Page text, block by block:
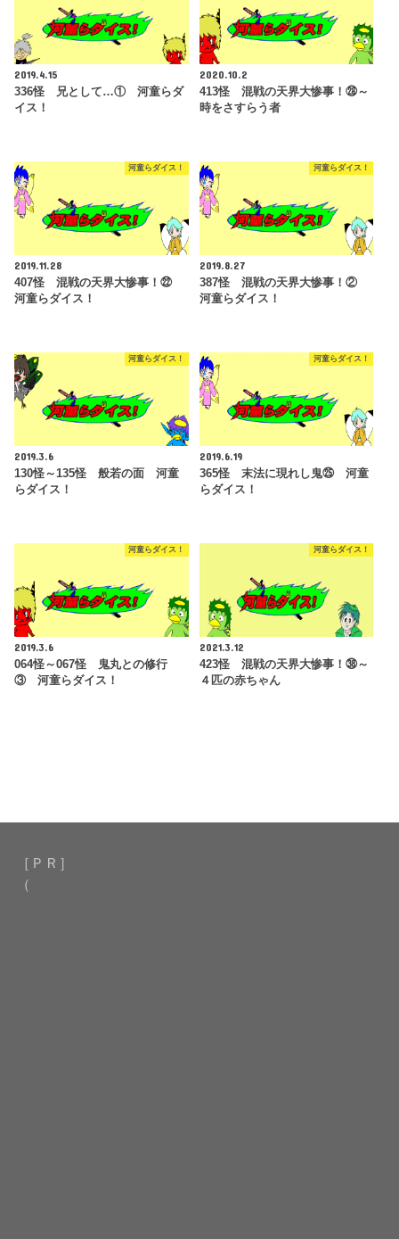
2019.4.15
336怪 兄として…① 河童らダ
イス！
2020.10.2
413怪 混戦の天界大惨事！㉘～
時をさすらう者
河童らダイス！
2019.11.28
407怪 混戦の天界大惨事！㉒
河童らダイス！
河童らダイス！
2019.8.27
387怪 混戦の天界大惨事！②
河童らダイス！
河童らダイス！
2019.3.6
130怪～135怪 般若の面 河童
らダイス！
河童らダイス！
2019.6.19
365怪 末法に現れし鬼㉕ 河童
らダイス！
河童らダイス！
2019.3.6
064怪～067怪 鬼丸との修行
③ 河童らダイス！
河童らダイス！
2021.3.12
423怪 混戦の天界大惨事！㊳～
４匹の赤ちゃん
［ＰＲ］
（